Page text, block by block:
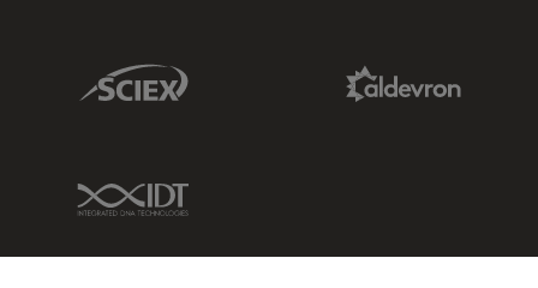
Sciex Link
IDT Link